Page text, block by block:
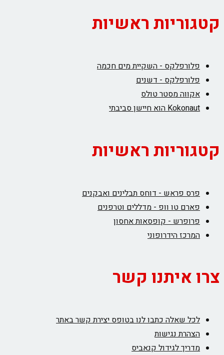
קטגוריות ראשיות
פלורפלקס - השקיית מים חכמה
פלורפלקס - דשנים
אקווה מסטר טולס
Kokonaut הוא חיישן סביבתי
קטגוריות ראשיות
פרס פראש - דוחס תבלינים ואבקנים
פארם טו וופ - מדללים וטרפנים
פרופרש - קופסאות אחסון
המרכז הידרופוני
צרו איתנו קשר
לכל שאלה כתבו לנו בטופס יצירת קשר באתר
הצהרת נגישות
מדריך לגידול קנאביס